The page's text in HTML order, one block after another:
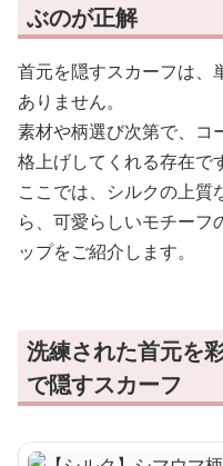
ぶのが正解
首元を隠すスカーフは、
ありません。
素材や柄選び次第で、コ
格上げしてくれる存在で
ここでは、シルクの上質
ら、可愛らしいモチーフ
ップをご紹介します。
洗練された首元を
で隠すスカーフ